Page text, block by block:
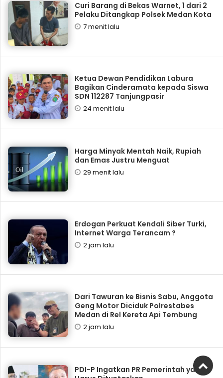
Curi Barang di Bekas Warnet, 1 dari 2
Pelaku Ditangkap Polsek Medan Kota
7 menit lalu
Ketua Dewan Pendidikan Labura
Bagikan Cinderamata kepada Siswa
SDN 112287 Tanjungpasir
24 menit lalu
Harga Minyak Mentah Naik, Rupiah
dan Emas Justru Menguat
29 menit lalu
Erdogan Perkuat Kendali Siber Turki,
Internet Warga Terancam ?
2 jam lalu
Dari Tawuran ke Bisnis Sabu, Anggota
Geng Motor Diciduk Polrestabes
Medan di Rel Kereta Api Tembung
2 jam lalu
PDI-P Ingatkan PR Pemerintah yang